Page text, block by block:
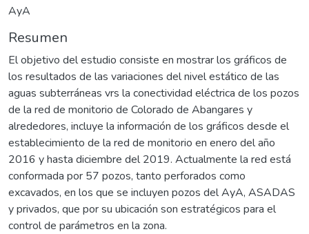
AyA
Resumen
El objetivo del estudio consiste en mostrar los gráficos de
los resultados de las variaciones del nivel estático de las
aguas subterráneas vrs la conectividad eléctrica de los pozos
de la red de monitorio de Colorado de Abangares y
alrededores, incluye la información de los gráficos desde el
establecimiento de la red de monitorio en enero del año
2016 y hasta diciembre del 2019. Actualmente la red está
conformada por 57 pozos, tanto perforados como
excavados, en los que se incluyen pozos del AyA, ASADAS
y privados, que por su ubicación son estratégicos para el
control de parámetros en la zona.